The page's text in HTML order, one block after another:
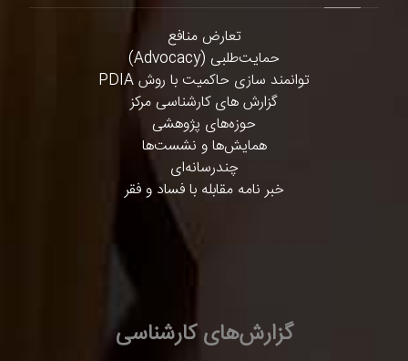
تعارض منافع
حمایت‌طلبی (Advocacy)
توانمند سازی حاکمیت با روش PDIA
گزارش های کارشناسی مرکز
حوزه‌های پژوهشی
همایش‌ها و نشست‌ها
چندرسانه‌ای
خبر نامه مقابله با فساد و فقر
گزارش‌های کارشناسی